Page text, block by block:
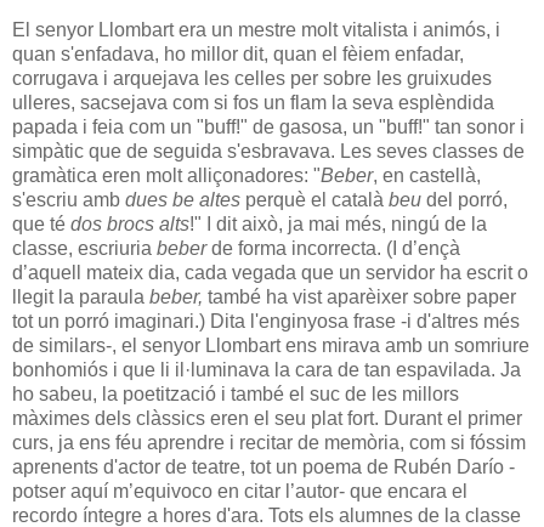
El senyor Llombart era un mestre molt vitalista i animós, i
quan s'enfadava, ho millor dit, quan el fèiem enfadar,
corrugava i arquejava les celles per sobre les gruixudes
ulleres, sacsejava com si fos un flam la seva esplèndida
papada i feia com un "buff!" de gasosa, un "buff!" tan sonor i
simpàtic que de seguida s'esbravava. Les seves classes de
gramàtica eren molt alliçonadores: "Beber, en castellà,
s'escriu amb dues be altes perquè el català beu del porró,
que té dos brocs alts!" I dit això, ja mai més, ningú de la
classe, escriuria beberde forma incorrecta. (I d’ençà
d’aquell mateix dia, cada vegada que un servidor ha escrit o
llegit la paraula beber, també ha vist aparèixer sobre paper
tot un porró imaginari.) Dita l'enginyosa frase -i d'altres més
de similars-, el senyor Llombart ens mirava amb un somriure
bonhomiós i que li il·luminava la cara de tan espavilada. Ja
ho sabeu, la poetització i també el suc de les millors
màximes dels clàssics eren el seu plat fort. Durant el primer
curs, ja ens féu aprendre i recitar de memòria, com si fóssim
aprenents d'actor de teatre, tot un poema de Rubén Darío -
potser aquí m’equivoco en citar l’autor- que encara el
recordo íntegre a hores d'ara. Tots els alumnes de la classe